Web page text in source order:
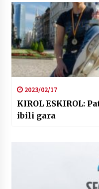
2023/02/17
KIROL ESKIROL:
ibili gara